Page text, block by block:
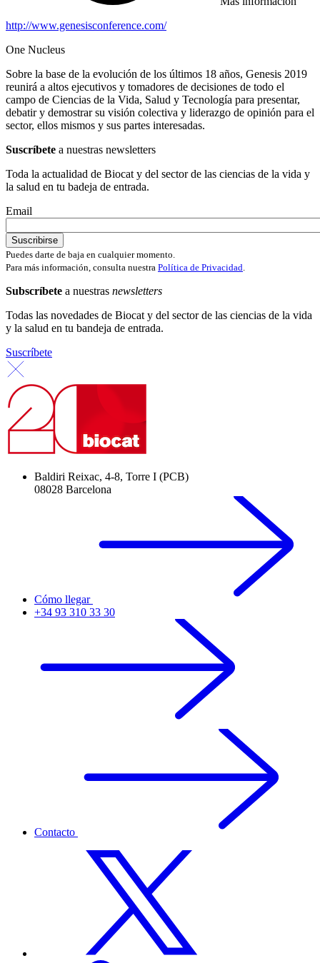
http://www.genesisconference.com/
One Nucleus
Sobre la base de la evolución de los últimos 18 años, Genesis 2019
reunirá a altos ejecutivos y tomadores de decisiones de todo el
campo de Ciencias de la Vida, Salud y Tecnología para presentar,
debatir y demostrar su visión colectiva y liderazgo de opinión para el
sector, ellos mismos y sus partes interesadas.
Suscríbete a nuestras newsletters
Toda la actualidad de Biocat y del sector de las ciencias de la vida y
la salud en tu badeja de entrada.
Email
Puedes darte de baja en cualquier momento.
Para más información, consulta nuestra Política de Privacidad.
Subscríbete a nuestras newsletters
Todas las novedades de Biocat y del sector de las ciencias de la vida
y la salud en tu bandeja de entrada.
Suscríbete
Baldiri Reixac, 4-8, Torre I (PCB)
08028 Barcelona
Cómo llegar
+34 93 310 33 30
Contacto